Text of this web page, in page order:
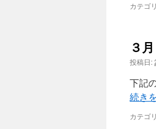
カテゴ
３
投稿日:
下記
続き
カテゴ